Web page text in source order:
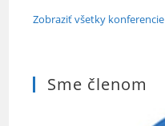
Zobraziť všetky konferencie
Sme členom